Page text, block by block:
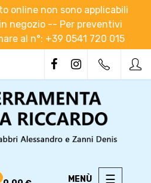
online non sono applicabili
negozio -- Per preventivi
al n°: +39 0541 720 015
☰